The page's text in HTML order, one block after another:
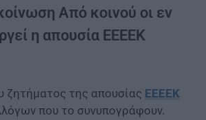
Από κοινού οι εν
η απουσία ΕΕΕΕΚ
ζητήματος της απουσίας ΕΕΕΕΚ
που το συνυπογράφουν.